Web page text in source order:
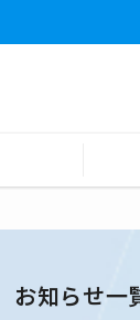
お知らせ一